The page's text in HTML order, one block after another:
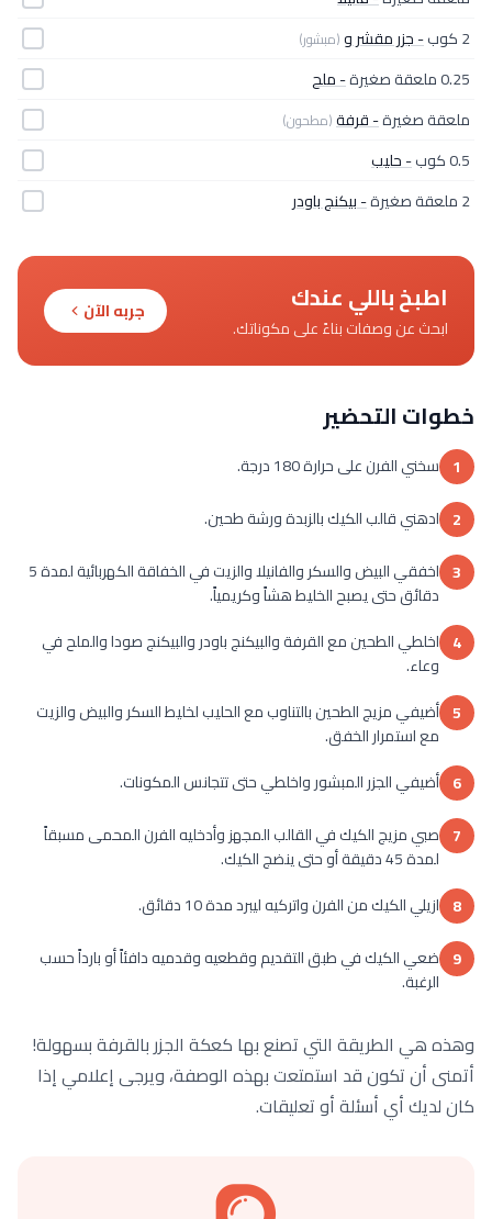
2 كوب
- جزر مقشر و(مبشور)
0.25 ملعقة صغيرة
- ملح
ملعقة صغيرة- قرفة(مطحون)
0.5 كوب
- حليب
2 ملعقة صغيرة
- بيكنج باودر
اطبخ باللي عندك
ابحث عن وصفات بناءً على مكوناتك.
جربه الآن
خطوات التحضير
1 سخني الفرن على حرارة 180 درجة.
2 ادهني قالب الكيك بالزبدة ورشة طحين.
3
اخفقي البيض والسكر والفانيلا والزيت في الخفاقة الكهربائية لمدة 5
دقائق حتى يصبح الخليط هشاً وكريمياً.
4 اخلطي الطحين مع القرفة والبيكنج باودر والبيكنج صودا والملح في
وعاء.
5 أضيفي مزيج الطحين بالتناوب مع الحليب لخليط السكر والبيض والزيت
مع استمرار الخفق.
6 أضيفي الجزر المبشور واخلطي حتى تتجانس المكونات.
7 صبي مزيج الكيك في القالب المجهز وأدخليه الفرن المحمى مسبقاً
لمدة 45 دقيقة أو حتى ينضج الكيك.
8 ازيلي الكيك من الفرن واتركيه ليبرد مدة 10 دقائق.
9 ضعي الكيك في طبق التقديم وقطعيه وقدميه دافئاً أو بارداً حسب
الرغبة.
وهذه هي الطريقة التي تصنع بها كعكة الجزر بالقرفة بسهولة!
أتمنى أن تكون قد استمتعت بهذه الوصفة، ويرجى إعلامي إذا
كان لديك أي أسئلة أو تعليقات.